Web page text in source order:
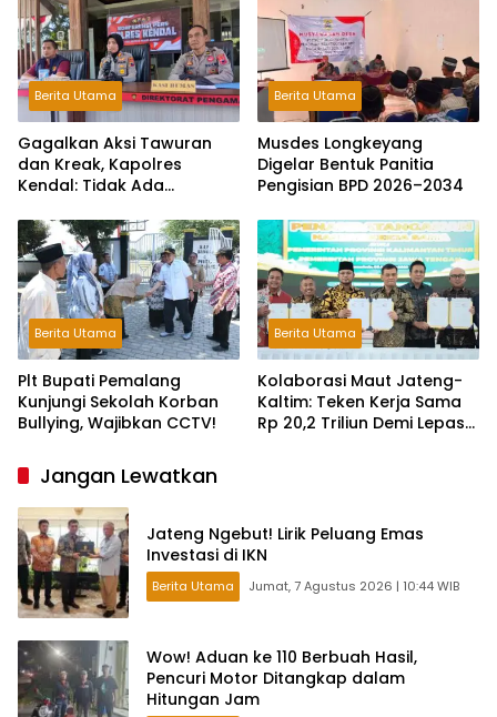
Berita Utama
Gagalkan Aksi Tawuran
dan Kreak, Kapolres
Kendal: Tidak Ada
Pelaku Kejahatan Jalanan
Berita Utama
Musdes Longkeyang
Digelar Bentuk Panitia
Pengisian BPD 2026–2034
Berita Utama
Plt Bupati Pemalang
Kunjungi Sekolah Korban
Bullying, Wajibkan CCTV!
Berita Utama
Kolaborasi Maut Jateng-
Kaltim: Teken Kerja Sama
Rp 20,2 Triliun Demi Lepas
Jangan Lewatkan
Jateng Ngebut! Lirik Peluang Emas
Investasi di IKN
Berita Utama Jumat, 7 Agustus 2026 | 10:44 WIB
Wow! Aduan ke 110 Berbuah Hasil,
Pencuri Motor Ditangkap dalam
Hitungan Jam